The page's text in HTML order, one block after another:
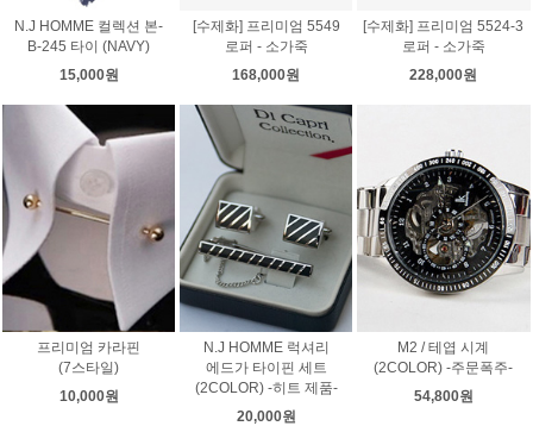
N.J HOMME 컬렉션 본-
B-245 타이 (NAVY)
15,000원
[수제화] 프리미엄 5549
로퍼 - 소가죽
168,000원
[수제화] 프리미엄 5524-3
로퍼 - 소가죽
228,000원
프리미엄 카라핀
(7스타일)
10,000원
N.J HOMME 럭셔리
에드가 타이핀 세트
(2COLOR) -히트 제품-
20,000원
M2 / 테엽 시계
(2COLOR) -주문폭주-
54,800원